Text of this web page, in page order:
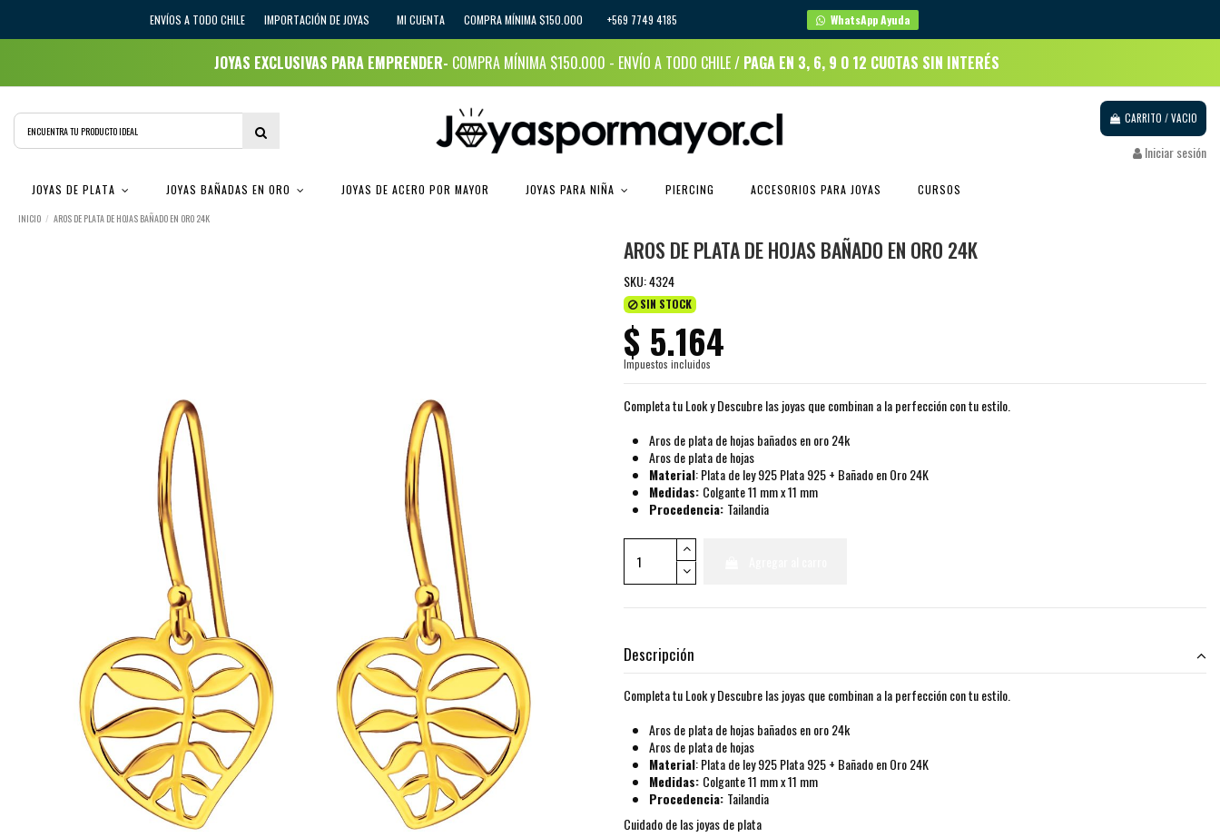
ENVÍOS A TODO CHILE IMPORTACIÓN DE JOYAS MI CUENTACOMPRA MÍNIMA $150.000 +569 7749 4185 WhatsApp Ayuda
JOYAS EXCLUSIVAS PARA EMPRENDER- COMPRA MÍNIMA $150.000 - ENVÍO A TODO CHILE / PAGA EN 3, 6, 9 O 12 CUOTAS SIN INTERÉS
CARRITO /VACIO
Iniciar sesión
JOYAS DE PLATA JOYAS BAÑADAS EN ORO JOYAS DE ACERO POR MAYOR JOYAS PARA NIÑA PIERCING ACCESORIOS PARA JOYAS CURSOS
INICIO AROS DE PLATA DE HOJAS BAÑADO EN ORO 24K
AROS DE PLATA DE HOJAS BAÑADO EN ORO 24K
SKU:4324
SIN STOCK
$ 5.164
Impuestos incluidos
Completa tu Look y Descubre las joyas que combinan a la perfección con tu estilo.
Aros de plata de hojas bañados en oro 24k
Aros de plata de hojas
Material: Plata de ley 925 Plata 925 + Bañado en Oro 24K
Medidas: Colgante 11 mm x 11 mm
Procedencia: Tailandia
Descripción
Completa tu Look y Descubre las joyas que combinan a la perfección con tu estilo.
Aros de plata de hojas bañados en oro 24k
Aros de plata de hojas
Material: Plata de ley 925 Plata 925 + Bañado en Oro 24K
Medidas: Colgante 11 mm x 11 mm
Procedencia: Tailandia
Cuidado de las joyas de plata